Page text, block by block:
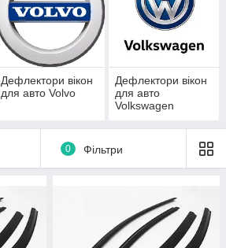
Дефлектори вікон
для авто Volvo
Дефлектори вікон
для авто
Volkswagen
0 Фільтри